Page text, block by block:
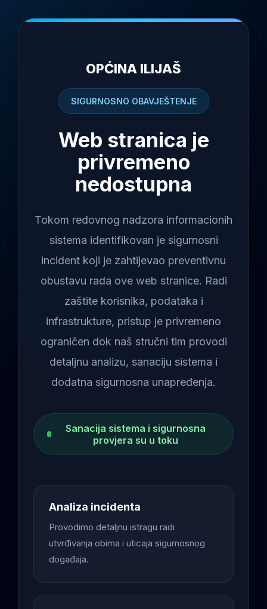
OPĆINA ILIJAŠ
SIGURNOSNO OBAVJEŠTENJE
Web stranica je
privremeno
nedostupna
Tokom redovnog nadzora informacionih
sistema identifikovan je sigurnosni
incident koji je zahtijevao preventivnu
obustavu rada ove web stranice. Radi
zaštite korisnika, podataka i
infrastrukture, pristup je privremeno
ograničen dok naš stručni tim provodi
detaljnu analizu, sanaciju sistema i
dodatna sigurnosna unapređenja.
Sanacija sistema i sigurnosna
provjera su u toku
Analiza incidenta
Provodimo detaljnu istragu radi
utvrđivanja obima i uticaja sigurnosnog
događaja.